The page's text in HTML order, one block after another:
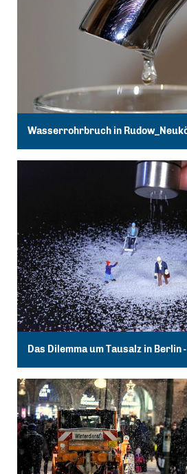
Wasserrohrbruch in
Das Dilemma um Tausalz in Berlin